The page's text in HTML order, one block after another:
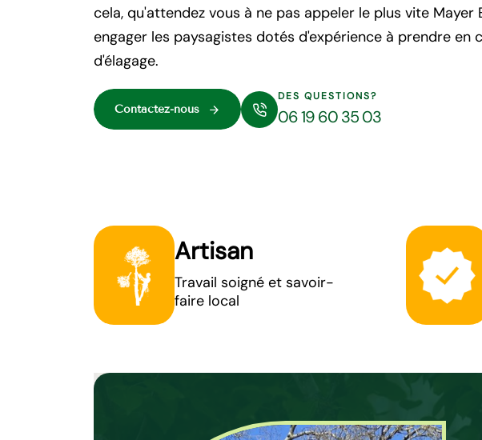
cela, qu'attendez vous à ne pas appeler le plus vite Mayer
engager les paysagistes dotés d'expérience à prendre en
d'élagage.
Contactez-nous
DES QUESTIONS?
06 19 60 35 03
Artisan
Travail soigné et savoir-
faire local